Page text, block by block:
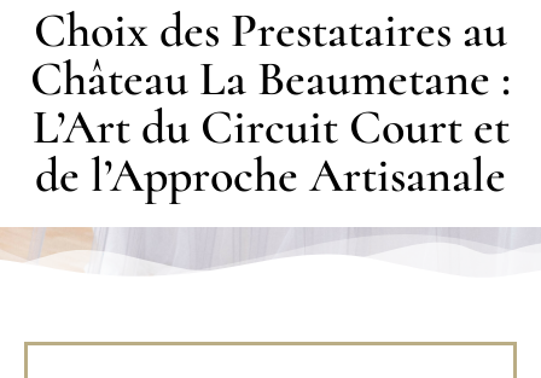
Choix des Prestataires au
Château La Beaumetane :
L’Art du Circuit Court et
de l’Approche Artisanale